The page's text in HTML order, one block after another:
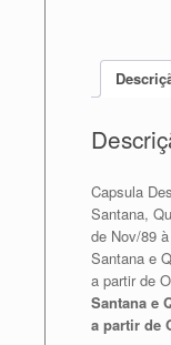
Capsula
Santana,
de Nov/89
Santana e
a partir de
Santana e
a partir de